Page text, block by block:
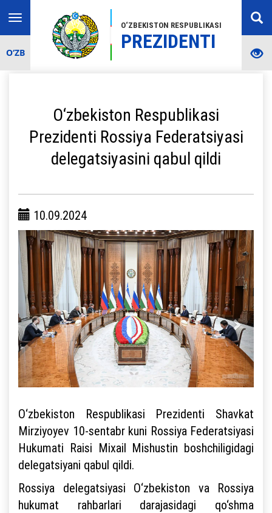
O‘ZBEKISTON RESPUBLIKASI
PREZIDENTI
Toggle
navigation
O‘ZB
O‘zbekiston Respublikasi
Prezidenti Rossiya Federatsiyasi
delegatsiyasini qabul qildi
10.09.2024
O‘zbekiston Respublikasi Prezidenti Shavkat
Mirziyoyev 10-sentabr kuni Rossiya Federatsiyasi
Hukumati Raisi Mixail Mishustin boshchiligidagi
delegatsiyani qabul qildi.
Rossiya delegatsiyasi O‘zbekiston va Rossiya
hukumat rahbarlari darajasidagi qo‘shma